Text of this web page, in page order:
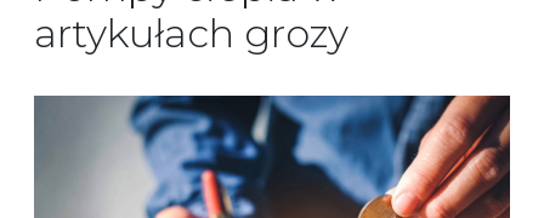
artykułach grozy